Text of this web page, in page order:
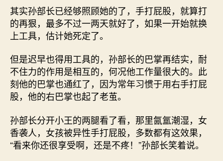
其实孙部长已经够照顾她的了，手打屁股，就算打
的再狠，最多不过一两天就好了，如果一开始就换
上工具，估计她死定了。
但是迟早也得用工具的，孙部长的巴掌再结实，耐
不住力的作用是相互的，何况他工作量很大的。此
刻他的巴掌也通红了，因为常年习惯于用右手打屁
股，他的右巴掌也起了老茧。
孙部长分开小王的两腿看了看，那里氤氲潮湿，女
香袭人，女孩被异性手打屁股，多数都有这效果，
“看来你还很享受啊，还是不疼！”孙部长笑着说。